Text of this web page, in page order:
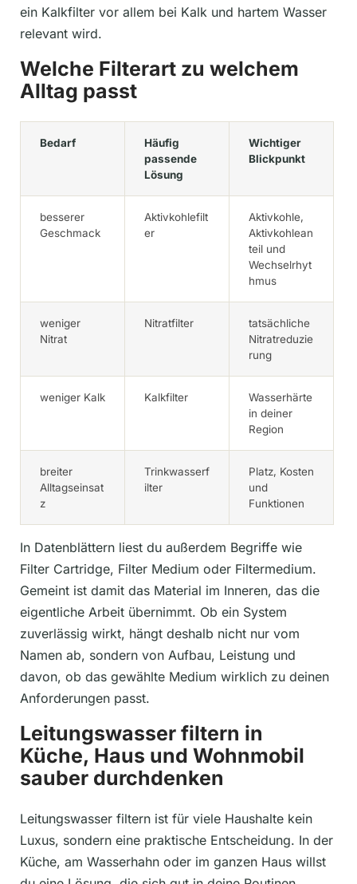
ein Kalkfilter vor allem bei Kalk und hartem Wasser
relevant wird.
Welche Filterart zu welchem
Alltag passt
Bedarf
Häufig
passende
Lösung
Wichtiger
Blickpunkt
besserer
Geschmack
Aktivkohlefilt
er
Aktivkohle,
Aktivkohlean
teil und
Wechselrhyt
hmus
weniger
Nitrat
Nitratfilter
tatsächliche
Nitratreduzie
rung
weniger Kalk Kalkfilter
Wasserhärte
in deiner
Region
breiter
Alltagseinsat
z
Trinkwasserf
ilter
Platz, Kosten
und
Funktionen
In Datenblättern liest du außerdem Begriffe wie
Filter Cartridge, Filter Medium oder Filtermedium.
Gemeint ist damit das Material im Inneren, das die
eigentliche Arbeit übernimmt. Ob ein System
zuverlässig wirkt, hängt deshalb nicht nur vom
Namen ab, sondern von Aufbau, Leistung und
davon, ob das gewählte Medium wirklich zu deinen
Anforderungen passt.
Leitungswasser filtern in
Küche, Haus und Wohnmobil
sauber durchdenken
Leitungswasser filtern ist für viele Haushalte kein
Luxus, sondern eine praktische Entscheidung. In der
Küche, am Wasserhahn oder im ganzen Haus willst